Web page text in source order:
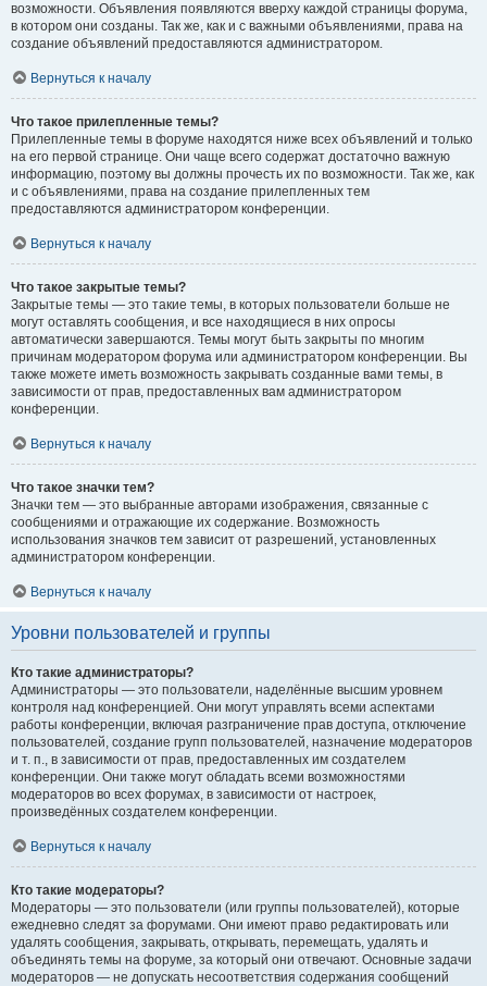
возможности. Объявления появляются вверху каждой страницы форума,
в котором они созданы. Так же, как и с важными объявлениями, права на
создание объявлений предоставляются администратором.
Вернуться к началу
Что такое прилепленные темы?
Прилепленные темы в форуме находятся ниже всех объявлений и только
на его первой странице. Они чаще всего содержат достаточно важную
информацию, поэтому вы должны прочесть их по возможности. Так же, как
и с объявлениями, права на создание прилепленных тем
предоставляются администратором конференции.
Вернуться к началу
Что такое закрытые темы?
Закрытые темы — это такие темы, в которых пользователи больше не
могут оставлять сообщения, и все находящиеся в них опросы
автоматически завершаются. Темы могут быть закрыты по многим
причинам модератором форума или администратором конференции. Вы
также можете иметь возможность закрывать созданные вами темы, в
зависимости от прав, предоставленных вам администратором
конференции.
Вернуться к началу
Что такое значки тем?
Значки тем — это выбранные авторами изображения, связанные с
сообщениями и отражающие их содержание. Возможность
использования значков тем зависит от разрешений, установленных
администратором конференции.
Вернуться к началу
Уровни пользователей и группы
Кто такие администраторы?
Администраторы — это пользователи, наделённые высшим уровнем
контроля над конференцией. Они могут управлять всеми аспектами
работы конференции, включая разграничение прав доступа, отключение
пользователей, создание групп пользователей, назначение модераторов
и т. п., в зависимости от прав, предоставленных им создателем
конференции. Они также могут обладать всеми возможностями
модераторов во всех форумах, в зависимости от настроек,
произведённых создателем конференции.
Вернуться к началу
Кто такие модераторы?
Модераторы — это пользователи (или группы пользователей), которые
ежедневно следят за форумами. Они имеют право редактировать или
удалять сообщения, закрывать, открывать, перемещать, удалять и
объединять темы на форуме, за который они отвечают. Основные задачи
модераторов — не допускать несоответствия содержания сообщений